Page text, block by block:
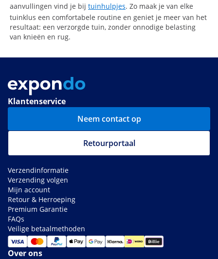
aanvullingen vind je bij tuinhulpjes. Zo maak je van elke
tuinklus een comfortabele routine en geniet je meer van het
resultaat: een verzorgde tuin, zonder onnodige belasting
van knieën en rug.
Klantenservice
Neem contact op
Retourportaal
Verzendinformatie
Verzending volgen
Mijn account
Retour & Herroeping
Premium Garantie
FAQs
Veilige betaalmethoden
Over ons